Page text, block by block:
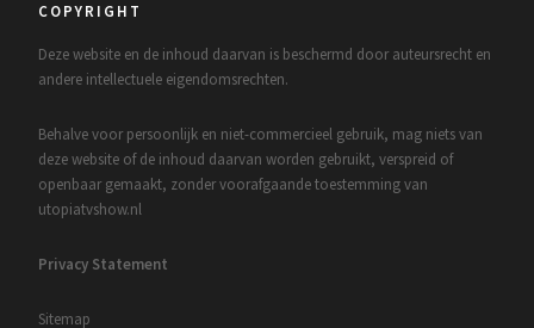
COPYRIGHT
Deze website en de inhoud daarvan is beschermd door auteursrecht en
andere intellectuele eigendomsrechten.
Behalve voor persoonlijk en niet-commercieel gebruik, mag niets van
deze website of de inhoud daarvan worden gebruikt, verspreid of
openbaar gemaakt, zonder voorafgaande toestemming van
utopiatvshow.nl
Privacy Statement
Sitemap